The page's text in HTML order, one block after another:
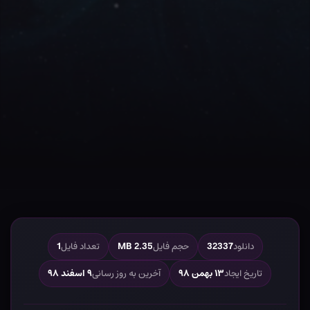
دانلود32337 حجم فایل2.35 MB تعداد فایل1
تاریخ ایجاد۱۳ بهمن ۹۸ آخرین به روز رسانی۹ اسفند ۹۸